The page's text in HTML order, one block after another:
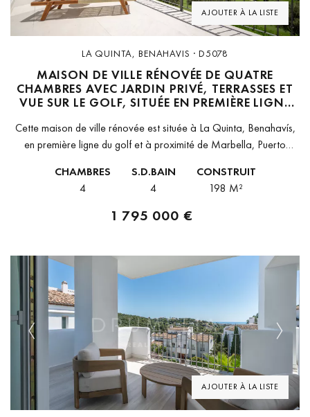
AJOUTER À LA LISTE
LA QUINTA, BENAHAVIS · D5078
MAISON DE VILLE RÉNOVÉE DE QUATRE
CHAMBRES AVEC JARDIN PRIVÉ, TERRASSES ET
VUE SUR LE GOLF, SITUÉE EN PREMIÈRE LIGNE
Cette maison de ville rénovée est située à La Quinta, Benahavís,
en première ligne du golf et à proximité de Marbella, Puerto
CHAMBRES
4
S.D.BAIN
4
CONSTRUIT
198 M²
1 795 000 €
AJOUTER À LA LISTE
Previous Next